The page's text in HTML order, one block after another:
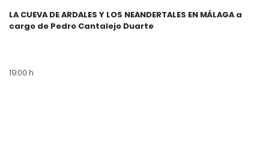
LA CUEVA DE ARDALES Y LOS NEANDERTALES EN MÁLAGA a
cargo de Pedro Cantalejo Duarte
19:00 h